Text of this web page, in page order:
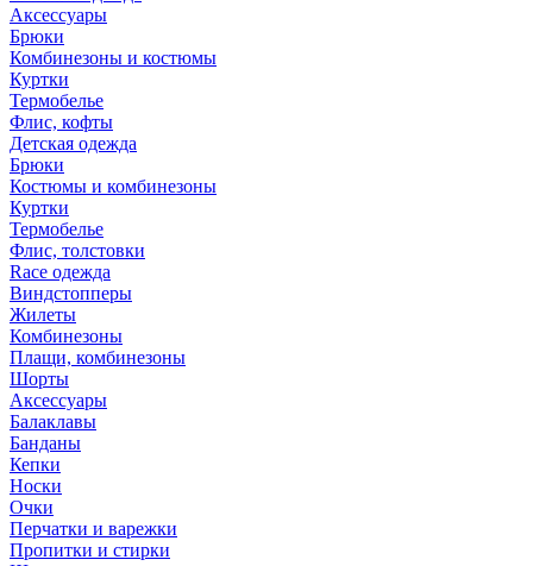
Аксессуары
Брюки
Комбинезоны и костюмы
Куртки
Термобелье
Флис, кофты
Детская одежда
Брюки
Костюмы и комбинезоны
Куртки
Термобелье
Флис, толстовки
Race одежда
Виндстопперы
Жилеты
Комбинезоны
Плащи, комбинезоны
Шорты
Аксессуары
Балаклавы
Банданы
Кепки
Носки
Очки
Перчатки и варежки
Пропитки и стирки